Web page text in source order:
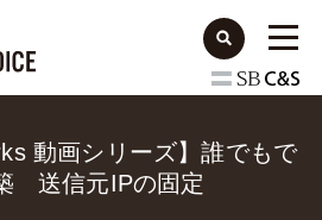
動画シリーズ】誰でもで
送信元IPの固定